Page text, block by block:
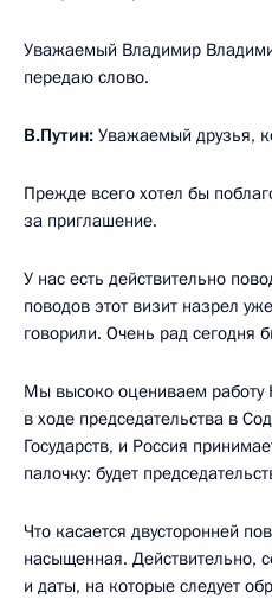
Уважаемый Владимир
передаю слово.
В.Путин: Уважаемый друзья,
Прежде всего хотел бы
за приглашение.
У нас есть действительно
поводов этот визит назрел
говорили. Очень рад сегодня
Мы высоко оцениваем работу
в ходе председательства в
Государств, и Россия
палочку: будет
Что касается двусторонней
насыщенная. Действительно,
и даты, на которые следует